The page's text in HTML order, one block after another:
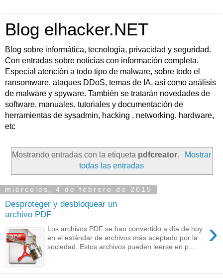
Blog elhacker.NET
Blog sobre informática, tecnología, privacidad y seguridad.
Con entradas sobre noticias con información completa.
Especial atención a todo tipo de malware, sobre todo el
ransomware, ataques DDoS, temas de IA, así como análisis
de malware y spyware. También se tratarán novedades de
software, manuales, tutoriales y documentación de
herramientas de sysadmin, hacking , networking, hardware,
etc
Mostrando entradas con la etiqueta pdfcreator.
Mostrar
todas las entradas
miércoles, 4 de febrero de 2015
Desproteger y desbloquear un
archivo PDF
›
Los archivos PDF se han convertido a día de hoy
en el estándar de archivos más aceptado por la
sociedad. Estos archivos pueden leerse en p...